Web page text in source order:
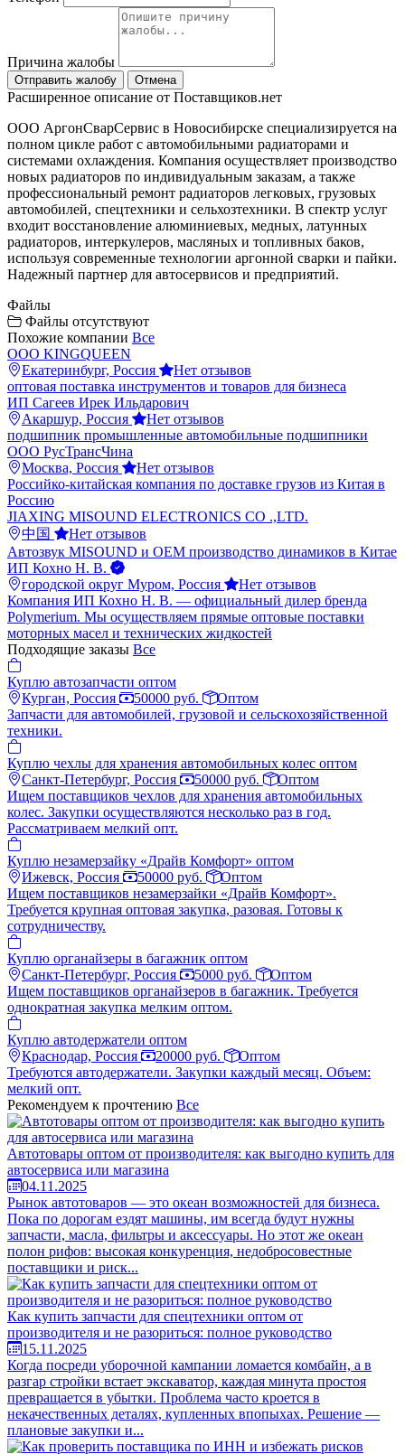
Причина жалобы
Отправить жалобу Отмена
Расширенное описание от Поставщиков.нет
ООО АргонСварСервис в Новосибирске специализируется на
полном цикле работ с автомобильными радиаторами и
системами охлаждения. Компания осуществляет производство
новых радиаторов по индивидуальным заказам, а также
профессиональный ремонт радиаторов легковых, грузовых
автомобилей, спецтехники и сельхозтехники. В спектр услуг
входит восстановление алюминиевых, медных, латунных
радиаторов, интеркулеров, масляных и топливных баков,
используя современные технологии аргонной сварки и пайки.
Надежный партнер для автосервисов и предприятий.
Файлы
Файлы отсутствуют
Похожие компании Все
ООО KINGQUEEN
Екатеринбург, Россия
Нет отзывов
оптовая поставка инструментов и товаров для бизнеса
ИП Сагеев Ирек Ильдарович
Акаршур, Россия
Нет отзывов
подшипник промышленные автомобильные подшипники
ООО РусТрансЧина
Москва, Россия
Нет отзывов
Российко-китайская компания по доставке грузов из Китая в
Россию
JIAXING MISOUND ELECTRONICS CO .,LTD.
中国
Нет отзывов
Автозвук MISOUND и ОЕМ производство динамиков в Китае
ИП Кохно Н. В.
городской округ Муром, Россия
Нет отзывов
Компания ИП Кохно Н. В. — официальный дилер бренда
Polymerium. Мы осуществляем прямые оптовые поставки
моторных масел и технических жидкостей
Подходящие заказы Все
Куплю автозапчасти оптом
Курган, Россия
50000 руб.
Оптом
Запчасти для автомобилей, грузовой и сельскохозяйственной
техники.
Куплю чехлы для хранения автомобильных колес оптом
Санкт-Петербург, Россия
50000 руб.
Оптом
Ищем поставщиков чехлов для хранения автомобильных
колес. Закупки осуществляются несколько раз в год.
Рассматриваем мелкий опт.
Куплю незамерзайку «Драйв Комфорт» оптом
Ижевск, Россия
50000 руб.
Оптом
Ищем поставщиков незамерзайки «Драйв Комфорт».
Требуется крупная оптовая закупка, разовая. Готовы к
сотрудничеству.
Куплю органайзеры в багажник оптом
Санкт-Петербург, Россия
5000 руб.
Оптом
Ищем поставщиков органайзеров в багажник. Требуется
однократная закупка мелким оптом.
Куплю автодержатели оптом
Краснодар, Россия
20000 руб.
Оптом
Требуются автодержатели. Закупки каждый месяц. Объем:
мелкий опт.
Рекомендуем к прочтению Все
Автотовары оптом от производителя: как выгодно купить для
автосервиса или магазина
04.11.2025
Рынок автотоваров — это океан возможностей для бизнеса.
Пока по дорогам ездят машины, им всегда будут нужны
запчасти, масла, фильтры и аксессуары. Но этот же океан
полон рифов: высокая конкуренция, недобросовестные
поставщики и риск...
Как купить запчасти для спецтехники оптом от
производителя и не разориться: полное руководство
15.11.2025
Когда посреди уборочной кампании ломается комбайн, а в
разгар стройки встает экскаватор, каждая минута простоя
превращается в убытки. Проблема часто кроется в
некачественных деталях, купленных впопыхах. Решение —
плановые закупки и...